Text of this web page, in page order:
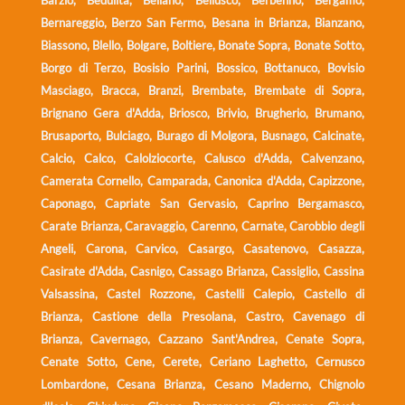
Bernareggio, Berzo San Fermo, Besana in Brianza, Bianzano,
Biassono, Blello, Bolgare, Boltiere, Bonate Sopra, Bonate Sotto,
Borgo di Terzo, Bosisio Parini, Bossico, Bottanuco, Bovisio
Masciago, Bracca, Branzi, Brembate, Brembate di Sopra,
Brignano Gera d'Adda, Briosco, Brivio, Brugherio, Brumano,
Brusaporto, Bulciago, Burago di Molgora, Busnago, Calcinate,
Calcio, Calco, Calolziocorte, Calusco d'Adda, Calvenzano,
Camerata Cornello, Camparada, Canonica d'Adda, Capizzone,
Caponago, Capriate San Gervasio, Caprino Bergamasco,
Carate Brianza, Caravaggio, Carenno, Carnate, Carobbio degli
Angeli, Carona, Carvico, Casargo, Casatenovo, Casazza,
Casirate d'Adda, Casnigo, Cassago Brianza, Cassiglio, Cassina
Valsassina, Castel Rozzone, Castelli Calepio, Castello di
Brianza, Castione della Presolana, Castro, Cavenago di
Brianza, Cavernago, Cazzano Sant'Andrea, Cenate Sopra,
Cenate Sotto, Cene, Cerete, Ceriano Laghetto, Cernusco
Lombardone, Cesana Brianza, Cesano Maderno, Chignolo